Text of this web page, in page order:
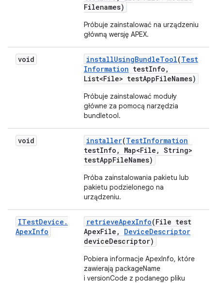
Filenames)
Próbuje zainstalować na urządzeniu
główną wersję APEX.
void installUsingBundleTool(Test
Information testInfo ,
List<File> testAppFileNames)
Próbuje zainstalować moduły
główne za pomocą narzędzia
bundletool.
void installer(TestInformation
testInfo , Map<File , String>
testAppFileNames)
Próba zainstalowania pakietu lub
pakietu podzielonego na
urządzeniu.
ITestDevice .
ApexInfo
retrieveApexInfo(File test
ApexFile , DeviceDescriptor
deviceDescriptor)
Pobiera informacje ApexInfo, które
zawierają packageName
i versionCode z podanego pliku